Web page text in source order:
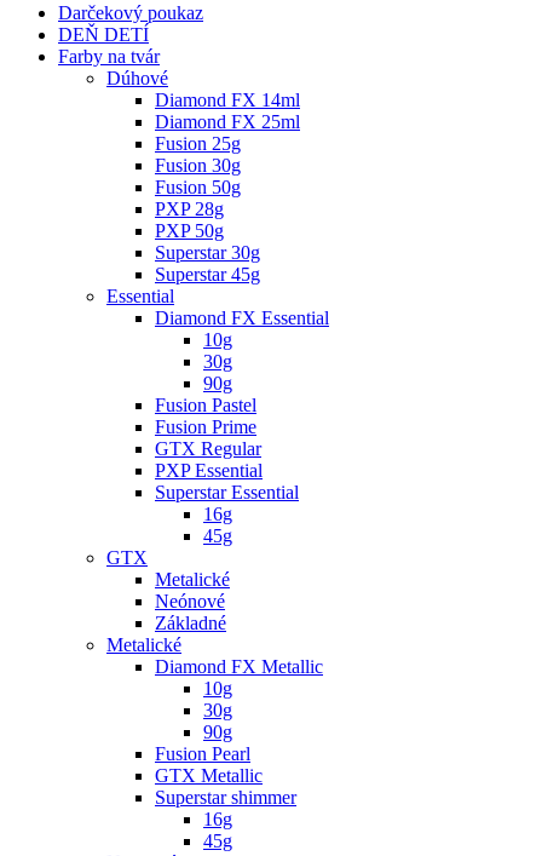
Darčekový poukaz
DEŇ DETÍ
Farby na tvár
Dúhové
Diamond FX 14ml
Diamond FX 25ml
Fusion 25g
Fusion 30g
Fusion 50g
PXP 28g
PXP 50g
Superstar 30g
Superstar 45g
Essential
Diamond FX Essential
10g
30g
90g
Fusion Pastel
Fusion Prime
GTX Regular
PXP Essential
Superstar Essential
16g
45g
GTX
Metalické
Neónové
Základné
Metalické
Diamond FX Metallic
10g
30g
90g
Fusion Pearl
GTX Metallic
Superstar shimmer
16g
45g